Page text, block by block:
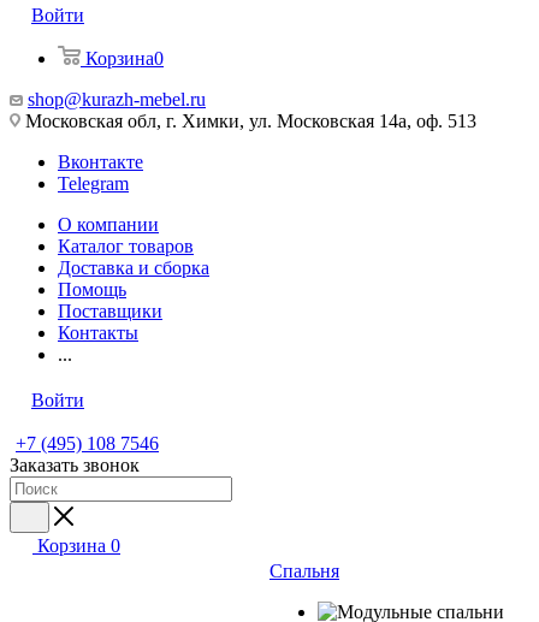
Войти
Корзина0
shop@kurazh-mebel.ru
Московская обл, г. Химки, ул. Московская 14а, оф. 513
Вконтакте
Telegram
О компании
Каталог товаров
Доставка и сборка
Помощь
Поставщики
Контакты
...
Войти
+7 (495) 108 7546
Заказать звонок
Корзина 0
Спальня